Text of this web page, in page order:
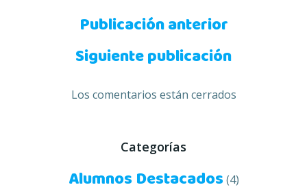
Navegación
de
entradas
Publicación anterior
Navegación
de
Siguiente publicación
Los comentarios están cerrados
Categorías
Alumnos Destacados(4)